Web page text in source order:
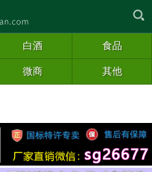
白酒 食品
微商 其他